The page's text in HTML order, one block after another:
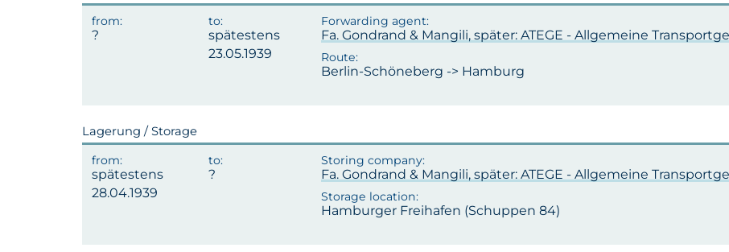
spätestens
23.05.1939
Fa. Gondrand & Mangili, später: ATEGE - Allgemeine
Berlin-Schöneberg -> Hamburg
Lagerung / Storage
spätestens
28.04.1939
Fa. Gondrand & Mangili, später: ATEGE - Allgemeine
Hamburger Freihafen (Schuppen 84)